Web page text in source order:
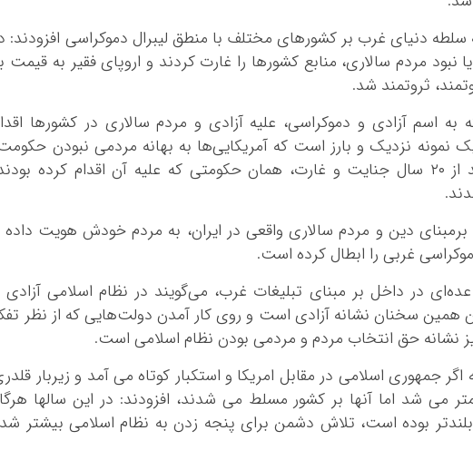
مرکزی
هرمزگان
سلطه دنیای غرب بر کشورهای مختلف با منطق لیبرال دموکراسی افزودند:
نبود مردم سالاری، منابع کشورها را غارت کردند و اروپای فقیر به قیمت
ثروتمند شد.
به اسم آزادی و دموکراسی، علیه آزادی و مردم سالاری در کشورها
نمونه نزدیک و بارز است که آمریکایی‌ها به بهانه مردمی نبودن
به آنجا حمله نظامی کردند اما بعد از ۲۰ سال جنایت و غارت، همان حکومتی که علیه آن اقدام کرده
برمبنای دین و مردم سالاری واقعی در ایران، به مردم خودش هویت داده
غربی را ابطال کرده است.
در داخل بر مبنای تبلیغات غرب، می‌گویند در نظام اسلامی آزادی
همین سخنان نشانه آزادی است و روی کار آمدن دولت‌هایی که از نظر
نشانه حق انتخاب مردم و مردمی بودن نظام اسلامی است.
اگر جمهوری اسلامی در مقابل امریکا و استکبار کوتاه می آمد و زیربار
می شد اما آنها بر کشور مسلط می شدند، افزودند: در این سالها
بوده است، تلاش دشمن برای پنجه زدن به نظام اسلامی بیشتر